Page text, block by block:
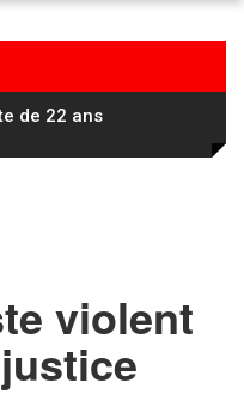
de 22 ans
violent